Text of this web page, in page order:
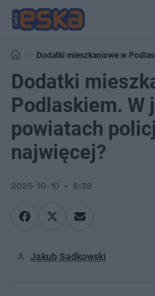
Dodatki mieszkaniowe w
otrzymają najwięcej?
Dodatki
Podlaskiem. W
powiatach
najwięcej?
2025-10-10 8:38
Jakub Sadkowski